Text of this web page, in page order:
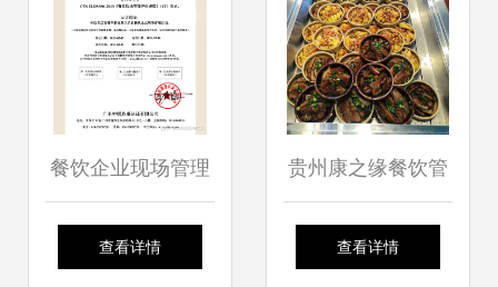
餐饮企业现场管理
评价认证 构建卓越
查看详情
贵州康之缘餐饮管
理 以食堂菜品为核
查看详情